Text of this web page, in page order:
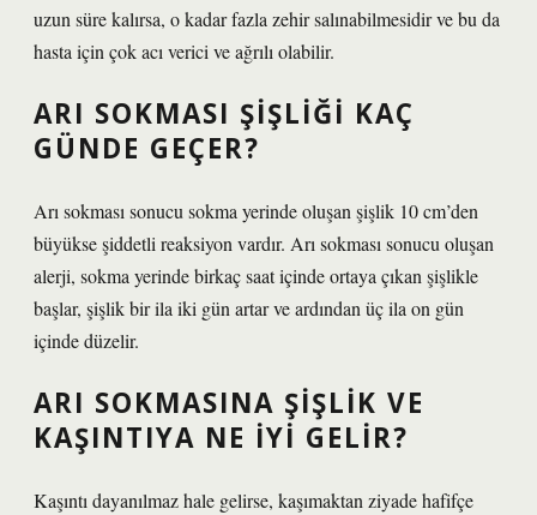
uzun süre kalırsa, o kadar fazla zehir salınabilmesidir ve bu da
hasta için çok acı verici ve ağrılı olabilir.
ARI SOKMASI ŞIŞLIĞI KAÇ
GÜNDE GEÇER?
Arı sokması sonucu sokma yerinde oluşan şişlik 10 cm’den
büyükse şiddetli reaksiyon vardır. Arı sokması sonucu oluşan
alerji, sokma yerinde birkaç saat içinde ortaya çıkan şişlikle
başlar, şişlik bir ila iki gün artar ve ardından üç ila on gün
içinde düzelir.
ARI SOKMASINA ŞIŞLIK VE
KAŞINTIYA NE IYI GELIR?
Kaşıntı dayanılmaz hale gelirse, kaşımaktan ziyade hafifçe